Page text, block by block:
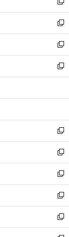
開
く
ド
ウ
で
開
く
ィ
ン
ド
ウ
で
開
く
い
ウ
ィ
ン
ド
ウ
で
開
新
し
い
ウ
ィ
ン
ド
ウ
開
新
し
い
ウ
ィ
ン
ウ
開
く
新
し
い
ウ
ン
ウ
で
開
く
新
し
ウ
ン
ド
ウ
で
開
く
新
し
い
ウ
ィ
ン
ド
ウ
で
開
新
し
い
ウ
ィ
ン
ド
ウ
新
し
い
ウ
ィ
ン
新
し
い
ウ
新
し